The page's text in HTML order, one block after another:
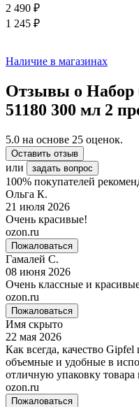
2 490 ₽
1 245 ₽
Наличие в магазинах
Отзывы о Набор
51180 300 мл 2
5.0 на основе 25 оценок.
Оставить отзыв
или задать вопрос
100% покупателей
Ольга К.
21 июля 2026
Очень красивые!
ozon.ru
Пожаловаться
Гамалей С.
08 июня 2026
Очень классные и
ozon.ru
Пожаловаться
Имя скрыто
22 мая 2026
Как всегда, качество
объемные и удобные в
отличную упаковку
ozon.ru
Пожаловаться